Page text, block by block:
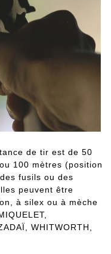
de tir est de 50
100 mètres (position
fusils ou des
peuvent être
à silex ou à mèche
WHITWORTH,